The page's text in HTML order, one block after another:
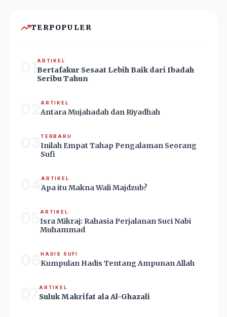
TERPOPULER
ARTIKEL
Bertafakur Sesaat Lebih Baik dari Ibadah
Seribu Tahun
ARTIKEL
Antara Mujahadah dan Riyadhah
TERBARU
Inilah Empat Tahap Pengalaman Seorang
Sufi
ARTIKEL
Apa itu Makna Wali Majdzub?
ARTIKEL
Isra Mikraj: Rahasia Perjalanan Suci Nabi
Muhammad
HADIS SUFI
Kumpulan Hadis Tentang Ampunan Allah
ARTIKEL
Suluk Makrifat ala Al-Ghazali